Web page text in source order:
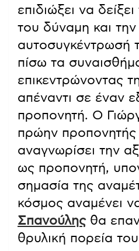
επιδιώξει να
του δύναμη και την
αυτοσυγκέντρωσή
πίσω τα
επικεντρώνοντας
απέναντι σε έναν
προπονητή. Ο
πρώην προπονητής
αναγνωρίσει την
ως προπονητή,
σημασία της
κόσμος αναμένει
Σπανούληςθα
θρυλική πορεία